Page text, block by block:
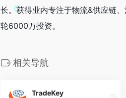
长。获得业内专注于物流&供应链
轮6000万投资。
相关导航
TradeKey